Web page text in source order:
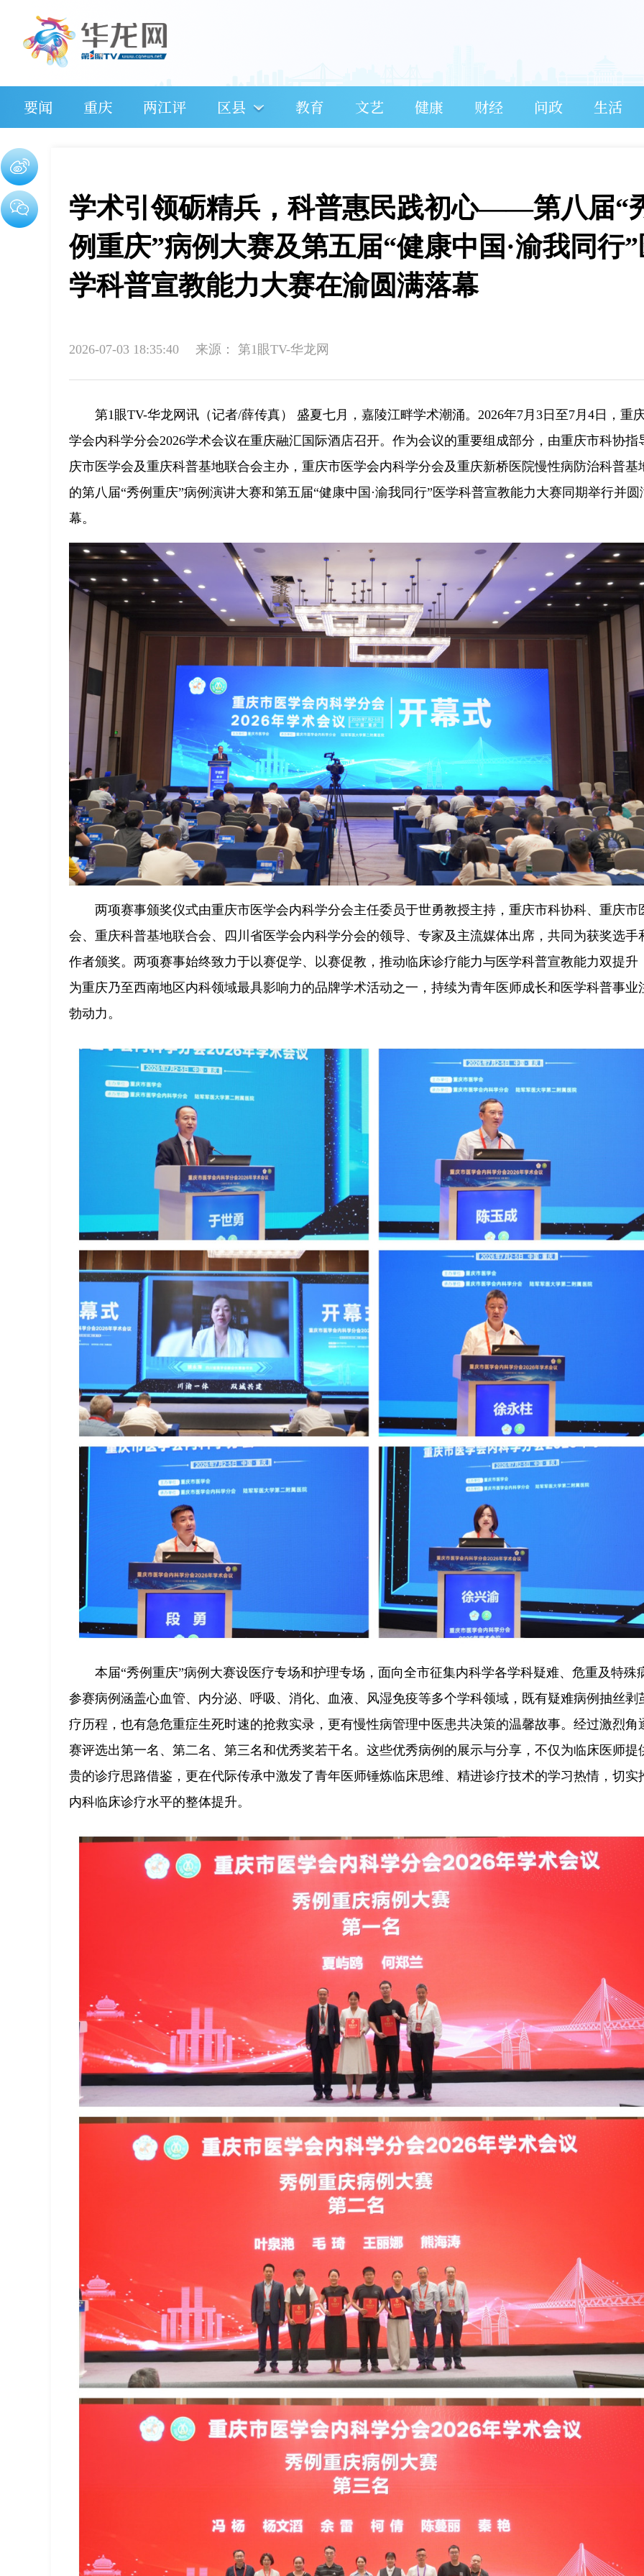
要闻 重庆 两江评 区县 教育 文艺 健康 财经 问政 生活
学术引领砺精兵，科普惠民践初心——第八届“
例重庆”病例大赛及第五届“健康中国·渝我同行
学科普宣教能力大赛在渝圆满落幕
2026-07-03 18:35:40 来源： 第1眼TV-华龙网
第1眼TV-华龙网讯（记者/薛传真） 盛夏七月，嘉陵江畔学术潮涌。2026年7月3日至7月4日，重
学会内科学分会2026学术会议在重庆融汇国际酒店召开。作为会议的重要组成部分，由重庆市科协指
庆市医学会及重庆科普基地联合会主办，重庆市医学会内科学分会及重庆新桥医院慢性病防治科普基
的第八届“秀例重庆”病例演讲大赛和第五届“健康中国·渝我同行”医学科普宣教能力大赛同期举行并圆
幕。
两项赛事颁奖仪式由重庆市医学会内科学分会主任委员于世勇教授主持，重庆市科协科、重庆市
会、重庆科普基地联合会、四川省医学会内科学分会的领导、专家及主流媒体出席，共同为获奖选手
作者颁奖。两项赛事始终致力于以赛促学、以赛促教，推动临床诊疗能力与医学科普宣教能力双提升
为重庆乃至西南地区内科领域最具影响力的品牌学术活动之一，持续为青年医师成长和医学科普事业
勃动力。
本届“秀例重庆”病例大赛设医疗专场和护理专场，面向全市征集内科学各学科疑难、危重及特殊
参赛病例涵盖心血管、内分泌、呼吸、消化、血液、风湿免疫等多个学科领域，既有疑难病例抽丝剥
疗历程，也有急危重症生死时速的抢救实录，更有慢性病管理中医患共决策的温馨故事。经过激烈角
赛评选出第一名、第二名、第三名和优秀奖若干名。这些优秀病例的展示与分享，不仅为临床医师提
贵的诊疗思路借鉴，更在代际传承中激发了青年医师锤炼临床思维、精进诊疗技术的学习热情，切实
内科临床诊疗水平的整体提升。